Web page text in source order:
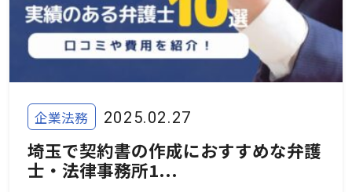
企業法務 2025.02.27
埼玉で契約書の作成におすすめな弁護
士・法律事務所1...